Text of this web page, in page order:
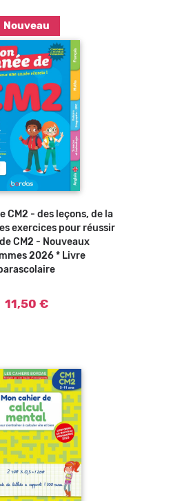
Nouveau
Ajouter au panier
CM2 - des leçons, de la
exercices pour réussir
CM2 - Nouveaux
2026 * Livre
11,50 €